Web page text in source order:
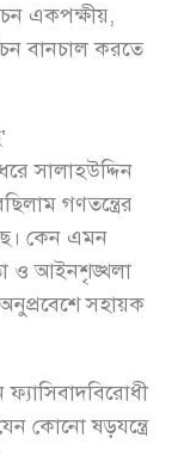
একপক্ষীয়,
বানচাল করতে
সালাহউদ্দিন
গণতন্ত্রের
কেন এমন
ও আইনশৃঙ্খলা
অনুপ্রবেশে সহায়ক
কোনো ষড়যন্ত্রে